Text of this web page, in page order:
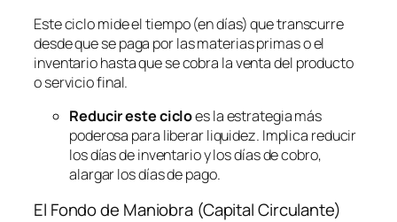
Este ciclo mide el tiempo (en días) que transcurre
desde que se paga por las materias primas o el
inventario hasta que se cobra la venta del producto
o servicio final.
Reducir este cicloes la estrategia más
poderosa para liberar liquidez. Implica reducir
los días de inventario y los días de cobro,
alargar los días de pago.
El Fondo de Maniobra (Capital Circulante)